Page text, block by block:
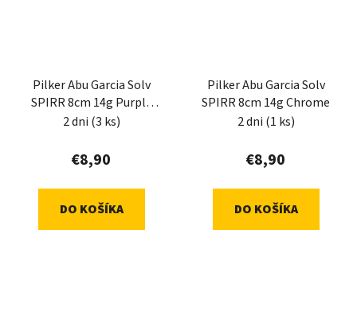
Pilker Abu Garcia Solv
SPIRR 8cm 14g Purple
Poison
2 dni (3 ks)
€8,90
DO KOŠÍKA
Pilker Abu Garcia Solv
SPIRR 8cm 14g Chrome
2 dni (1 ks)
€8,90
DO KOŠÍKA